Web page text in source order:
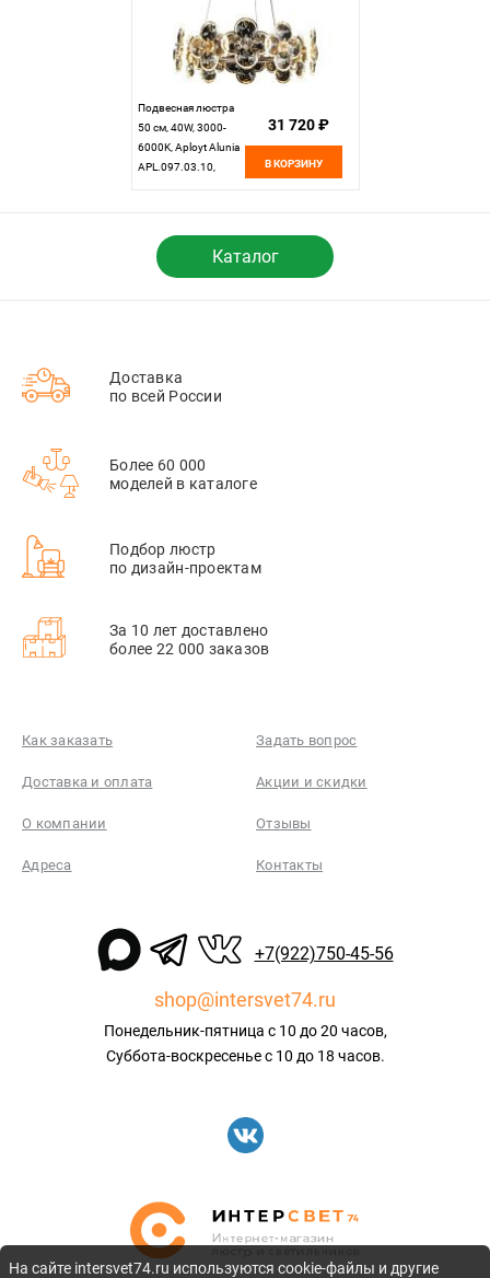
Подвесная люстра
50 см, 40W, 3000-
6000K, Aployt Alunia
APL.097.03.10,
31 720 ₽
В КОРЗИНУ
Каталог
Доставка
по всей России
Более 60 000
моделей в каталоге
Подбор люстр
по дизайн-проектам
За 10 лет доставлено
более 22 000 заказов
Как заказать Задать вопрос
Доставка и оплата Акции и скидки
О компании Отзывы
Адреса Контакты
+7(922)750-45-56
shop@intersvet74.ru
Понедельник-пятница с 10 до 20 часов,
Суббота-воскресенье с 10 до 18 часов.
На сайте intersvet74.ru используются cookie-файлы и другие